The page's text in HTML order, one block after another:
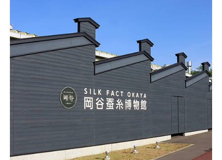
【受付終了】2026大会同日開催！小学生対象キッズ・ラ